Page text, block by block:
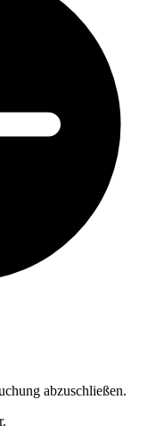
abzuschließen.